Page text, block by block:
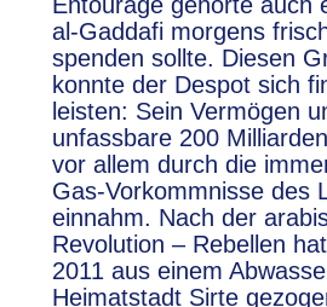
al-Gaddafi morgens
spenden sollte. Diesen
konnte der Despot sich
leisten: Sein Vermögen
unfassbare 200
vor allem durch die
Gas-Vorkommnisse des
einnahm. Nach der
Revolution – Rebellen
2011 aus einem
Heimatstadt Sirte